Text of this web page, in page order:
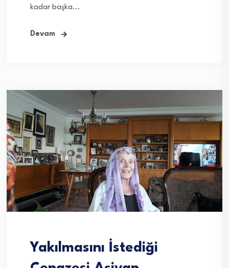
kadar başka...
Devam
Yakılmasını İstediği